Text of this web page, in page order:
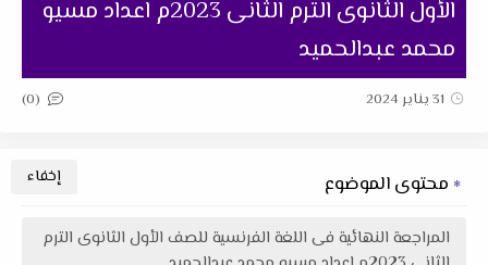
الأول الثانوى الترم الثانى 2023م اعداد مسيو
محمد عبدالحميد
31 يناير 2024 (0)
محتوى الموضوع
المراجعة النهائية فى اللغة الفرنسية للصف الأول الثانوى الترم